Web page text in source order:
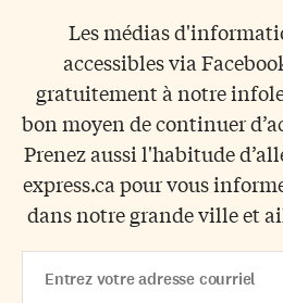
Les médias
accessibles via
gratuitement à notre
bon moyen de continuer
Prenez aussi l'habitude
express.ca pour vous
dans notre grande ville et
Address